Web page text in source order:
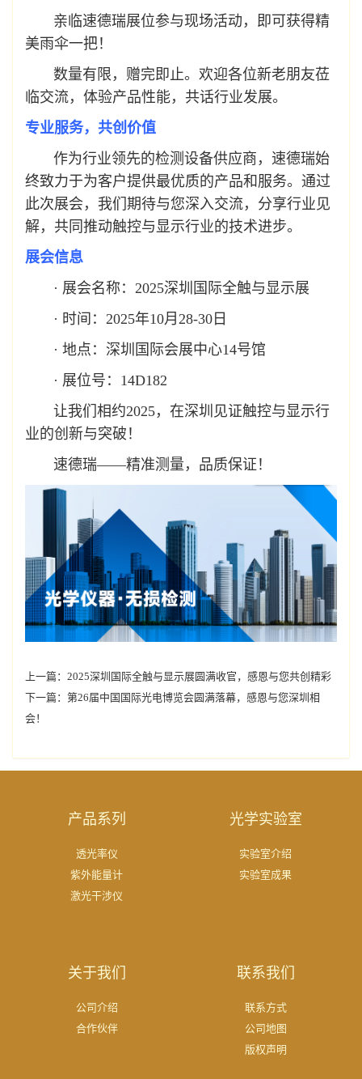
亲临速德瑞展位参与现场活动，即可获得精
美雨伞一把！
数量有限，赠完即止。欢迎各位新老朋友莅
临交流，体验产品性能，共话行业发展。
专业服务，共创价值
作为行业领先的检测设备供应商，速德瑞始
终致力于为客户提供最优质的产品和服务。通过
此次展会，我们期待与您深入交流，分享行业见
解，共同推动触控与显示行业的技术进步。
展会信息
· 展会名称：2025深圳国际全触与显示展
· 时间：2025年10月28-30日
· 地点：深圳国际会展中心14号馆
· 展位号：14D182
让我们相约2025，在深圳见证触控与显示行
业的创新与突破！
速德瑞——精准测量，品质保证！
上一篇： 2025深圳国际全触与显示展圆满收官，感恩与您共创精彩
下一篇： 第26届中国国际光电博览会圆满落幕，感恩与您深圳相
会！
产品系列
透光率仪
紫外能量计
激光干涉仪
光学实验室
实验室介绍
实验室成果
关于我们
公司介绍
合作伙伴
联系我们
联系方式
公司地图
版权声明